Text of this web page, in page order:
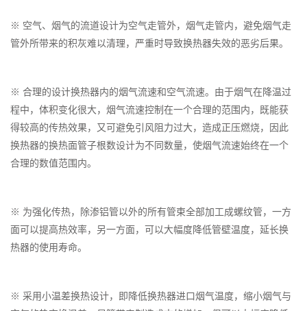
※ 空气、烟气的流道设计为空气走管外，烟气走管内，避免烟气走
管外所带来的积灰难以清理，严重时导致换热器失效的恶劣后果。
※ 合理的设计换热器内的烟气流速和空气流速。由于烟气在降温过
程中，体积变化很大，烟气流速控制在一个合理的范围内，既能获
得较高的传热效果，又可避免引风阻力过大，造成正压燃烧，因此
换热器的换热面管子根数设计为不同数量，使烟气流速始终在一个
合理的数值范围内。
※ 为强化传热，除渗铝管以外的所有管束全部加工成螺纹管，一方
面可以提高热效率，另一方面，可以大幅度降低管壁温度，延长换
热器的使用寿命。
※ 采用小温差换热设计，即降低换热器进口烟气温度，缩小烟气与